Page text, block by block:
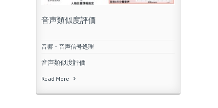
音声類似度評価
音響・音声信号処理
音声類似度評価
Read More